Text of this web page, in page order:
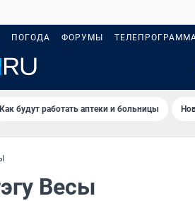
ПОГОДА ФОРУМЫ
Как будут работать аптеки и больницы
Весы